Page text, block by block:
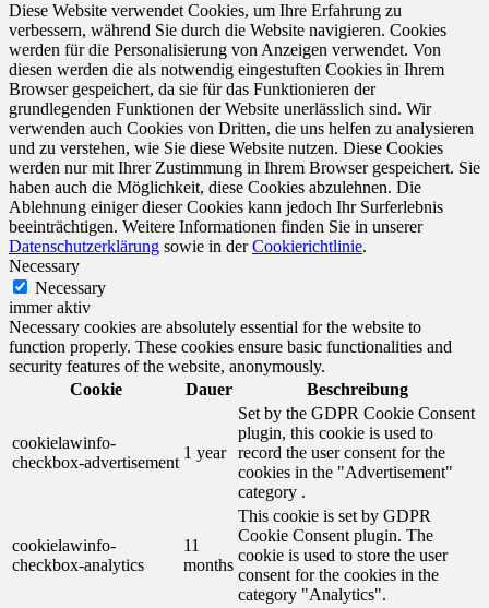
Diese Website verwendet Cookies, um Ihre Erfahrung zu
verbessern, während Sie durch die Website navigieren. Cookies
werden für die Personalisierung von Anzeigen verwendet. Von
diesen werden die als notwendig eingestuften Cookies in Ihrem
Browser gespeichert, da sie für das Funktionieren der
grundlegenden Funktionen der Website unerlässlich sind. Wir
verwenden auch Cookies von Dritten, die uns helfen zu analysieren
und zu verstehen, wie Sie diese Website nutzen. Diese Cookies
werden nur mit Ihrer Zustimmung in Ihrem Browser gespeichert. Sie
haben auch die Möglichkeit, diese Cookies abzulehnen. Die
Ablehnung einiger dieser Cookies kann jedoch Ihr Surferlebnis
beeinträchtigen. Weitere Informationen finden Sie in unserer
Datenschutzerklärung sowie in derCookierichtlinie.
Necessary
Necessary
immer aktiv
Necessary cookies are absolutely essential for the website to
function properly. These cookies ensure basic functionalities and
security features of the website, anonymously.
Cookie
Dauer Beschreibung
cookielawinfo-
checkbox-advertisement
1 year
Set by the GDPR Cookie Consent
plugin, this cookie is used to
record the user consent for the
cookies in the "Advertisement"
category .
cookielawinfo-
checkbox-analytics
11
months
This cookie is set by GDPR
Cookie Consent plugin. The
cookie is used to store the user
consent for the cookies in the
category "Analytics".